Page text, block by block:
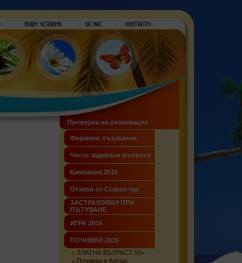
Проверка на резервация
Фирмени пътувания
Често задавани въпроси
Кампания 2016
Отзиви от София тур
ЗАСТРАХОВКИ ПРИ
ПЪТУВАНЕ
ИГРА 2016
ПОЧИВКИ 2016
ЗЛАТНА ВЪЗРАСТ 55+
Почивки в Кипър